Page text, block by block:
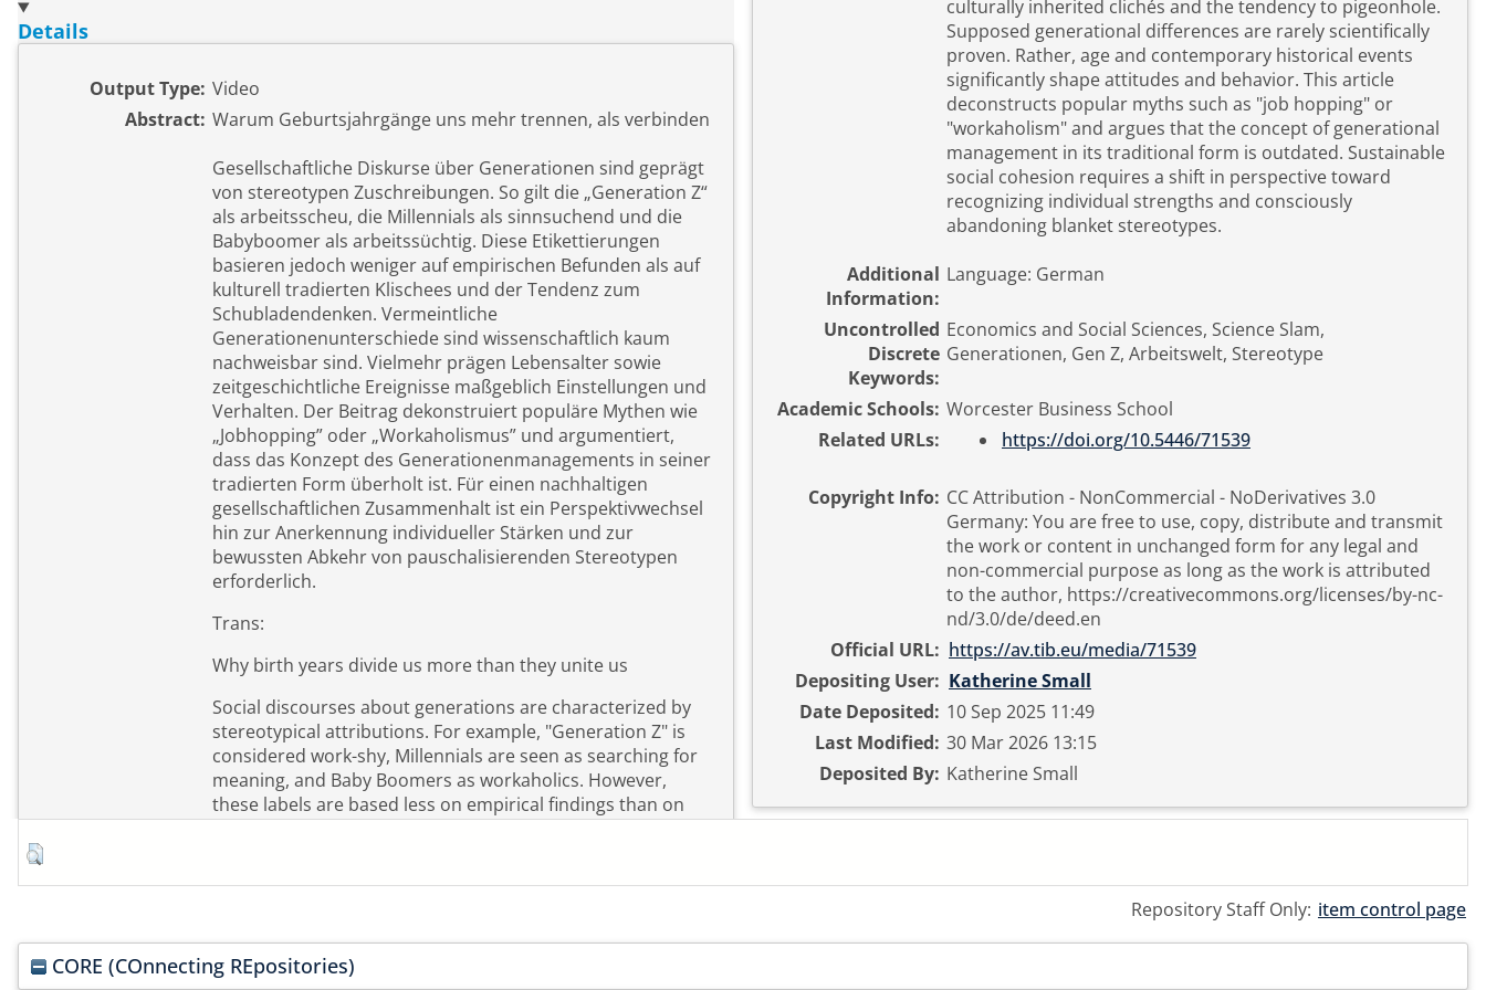
Details
Output Type: Video
Abstract: Warum Geburtsjahrgänge uns mehr trennen, als verbinden
Gesellschaftliche Diskurse über Generationen sind geprägt
von stereotypen Zuschreibungen. So gilt die „Generation Z“
als arbeitsscheu, die Millennials als sinnsuchend und die
Babyboomer als arbeitssüchtig. Diese Etikettierungen
basieren jedoch weniger auf empirischen Befunden als auf
kulturell tradierten Klischees und der Tendenz zum
Schubladendenken. Vermeintliche
Generationenunterschiede sind wissenschaftlich kaum
nachweisbar sind. Vielmehr prägen Lebensalter sowie
zeitgeschichtliche Ereignisse maßgeblich Einstellungen und
Verhalten. Der Beitrag dekonstruiert populäre Mythen wie
„Jobhopping” oder „Workaholismus” und argumentiert,
dass das Konzept des Generationenmanagements in seiner
tradierten Form überholt ist. Für einen nachhaltigen
gesellschaftlichen Zusammenhalt ist ein Perspektivwechsel
hin zur Anerkennung individueller Stärken und zur
bewussten Abkehr von pauschalisierenden Stereotypen
erforderlich.
Trans:
Why birth years divide us more than they unite us
Social discourses about generations are characterized by
stereotypical attributions. For example, "Generation Z" is
considered work-shy, Millennials are seen as searching for
meaning, and Baby Boomers as workaholics. However,
these labels are based less on empirical findings than on
culturally inherited clichés and the tendency to pigeonhole.
Supposed generational differences are rarely scientifically
proven. Rather, age and contemporary historical events
significantly shape attitudes and behavior. This article
deconstructs popular myths such as "job hopping" or
"workaholism" and argues that the concept of generational
management in its traditional form is outdated. Sustainable
social cohesion requires a shift in perspective toward
recognizing individual strengths and consciously
abandoning blanket stereotypes.
Additional
Information:
Language: German
Uncontrolled
Discrete
Keywords:
Economics and Social Sciences, Science Slam,
Generationen, Gen Z, Arbeitswelt, Stereotype
Academic Schools: Worcester Business School
Related URLs:
https://doi.org/10.5446/71539
Copyright Info: CC Attribution - NonCommercial - NoDerivatives 3.0
Germany: You are free to use, copy, distribute and transmit
the work or content in unchanged form for any legal and
non-commercial purpose as long as the work is attributed
to the author, https://creativecommons.org/licenses/by-nc-
nd/3.0/de/deed.en
Official URL: https://av.tib.eu/media/71539
Depositing User: Katherine Small
Date Deposited: 10 Sep 2025 11:49
Last Modified: 30 Mar 2026 13:15
Deposited By: Katherine Small
Repository Staff Only: item control page
CORE (COnnecting REpositories)